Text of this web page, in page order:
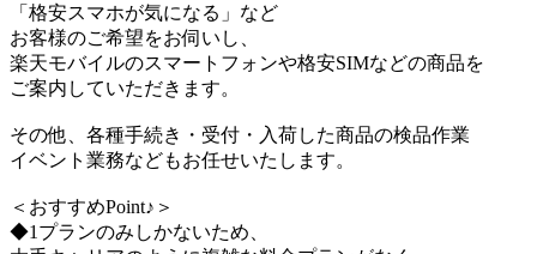
「格安スマホが気になる」など
お客様のご希望をお伺いし、
楽天モバイルのスマートフォンや格安SIMなどの商品を
ご案内していただきます。
その他、各種手続き・受付・入荷した商品の検品作業
イベント業務などもお任せいたします。
＜おすすめPoint♪＞
◆1プランのみしかないため、